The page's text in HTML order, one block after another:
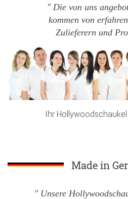
Die von uns
kommen von
Zulieferern und
Ihr
Made in
Unsere